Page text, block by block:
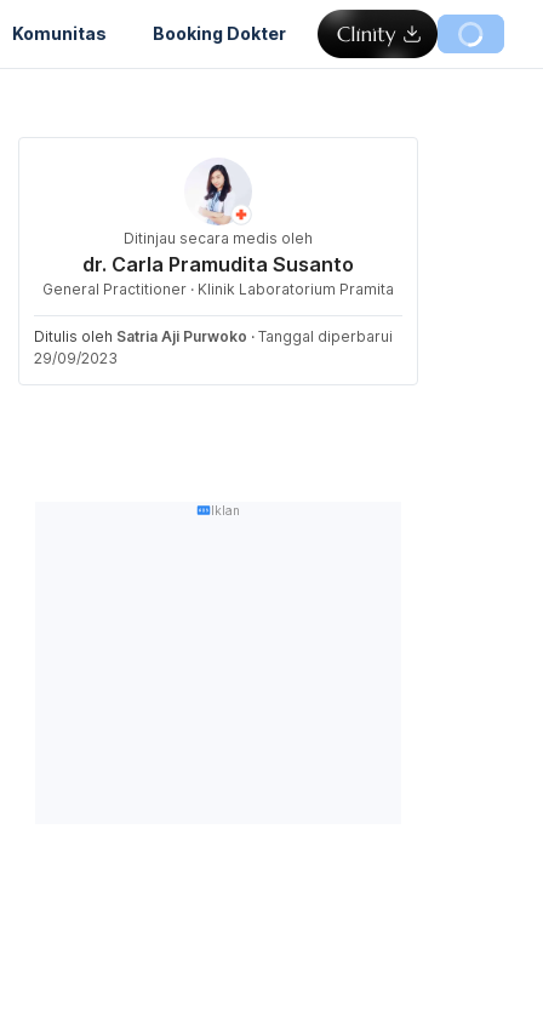
Komunitas Booking Dokter
Ditinjau secara medis oleh
dr. Carla Pramudita Susanto
General Practitioner · Klinik Laboratorium Pramita
Ditulis oleh Satria Aji Purwoko · Tanggal diperbarui
29/09/2023
Iklan